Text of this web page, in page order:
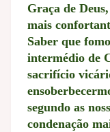
Graça de
mais
Saber que
intermédio de
sacrifício
segundo as
condenação